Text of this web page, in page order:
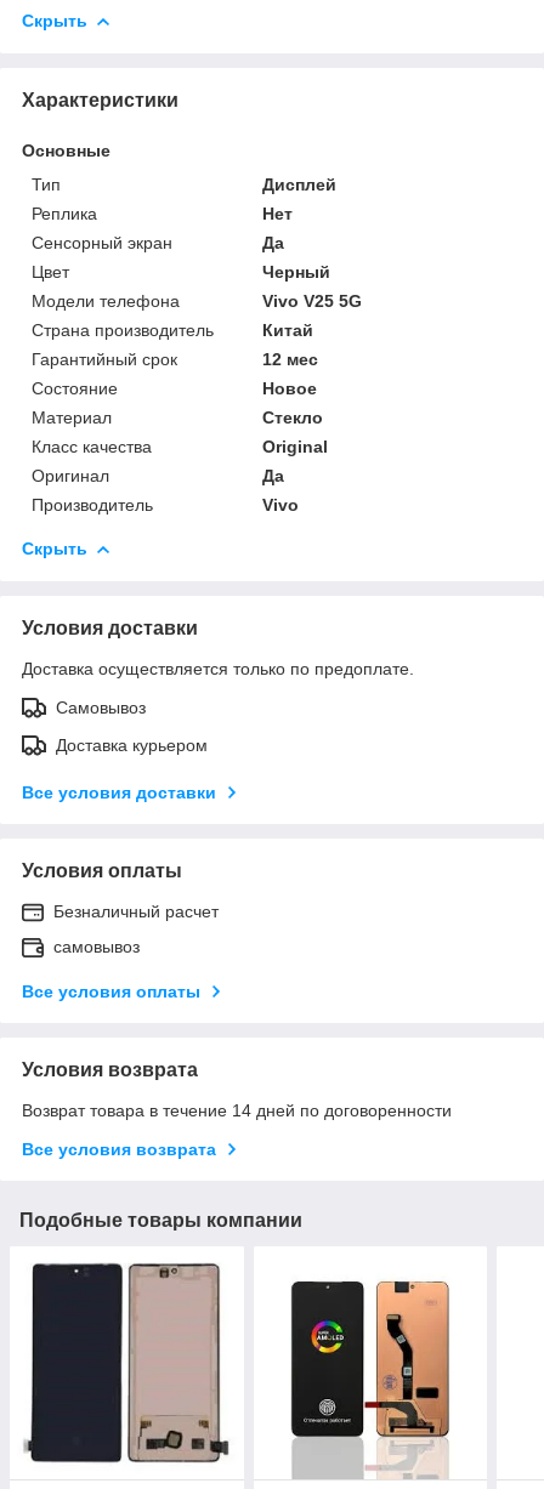
Скрыть
Характеристики
Основные
Тип
Дисплей
Реплика
Нет
Сенсорный экран
Да
Цвет
Черный
Модели телефона
Vivo V25 5G
Страна производитель
Китай
Гарантийный срок
12 мес
Состояние
Новое
Материал
Стекло
Класс качества
Original
Оригинал
Да
Производитель
Vivo
Скрыть
Условия доставки
Доставка осуществляется только по предоплате.
Самовывоз
Доставка курьером
Все условия доставки
Условия оплаты
Безналичный расчет
самовывоз
Все условия оплаты
Условия возврата
Возврат товара в течение 14 дней по договоренности
Все условия возврата
Подобные товары компании